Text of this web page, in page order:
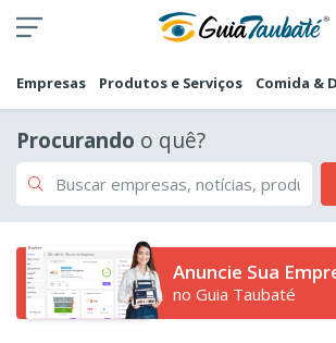
Empresas Produtos e Serviços Comida &
Procurando o quê?
Anuncie Sua
no Guia Taubaté